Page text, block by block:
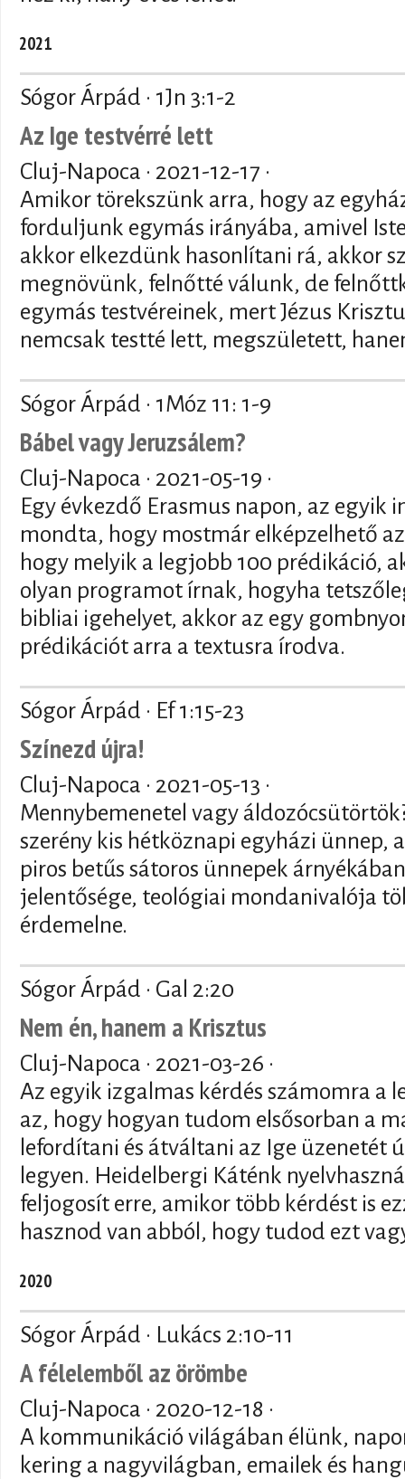
2021
Sógor Árpád · 1Jn 3:1-2
Az Ige testvérré lett
Cluj-Napoca · 2021-12-17 ·
Amikor törekszünk arra, hogy az
forduljunk egymás irányába, amivel
akkor elkezdünk hasonlítani rá, akkor
megnövünk, felnőtté válunk, de
egymás testvéreinek, mert Jézus
nemcsak testté lett, megszületett,
Sógor Árpád · 1Móz 11: 1-9
Bábel vagy Jeruzsálem?
Cluj-Napoca · 2021-05-19 ·
Egy évkezdő Erasmus napon, az egyik
mondta, hogy mostmár elképzelhető
hogy melyik a legjobb 100 prédikáció,
olyan programot írnak, hogyha
bibliai igehelyet, akkor az egy
prédikációt arra a textusra írodva.
Sógor Árpád · Ef 1:15-23
Színezd újra!
Cluj-Napoca · 2021-05-13 ·
Mennybemenetel vagy
szerény kis hétköznapi egyházi ünnep,
piros betűs sátoros ünnepek
jelentősége, teológiai mondanivalója
érdemelne.
Sógor Árpád · Gal 2:20
Nem én, hanem a Krisztus
Cluj-Napoca · 2021-03-26 ·
Az egyik izgalmas kérdés számomra a
az, hogy hogyan tudom elsősorban a
lefordítani és átváltani az Ige üzenetét
legyen. Heidelbergi Káténk
feljogosít erre, amikor több kérdést is
hasznod van abból, hogy tudod ezt
2020
Sógor Árpád · Lukács 2:10-11
A félelemből az örömbe
Cluj-Napoca · 2020-12-18 ·
A kommunikáció világában élünk,
kering a nagyvilágban, emailek és